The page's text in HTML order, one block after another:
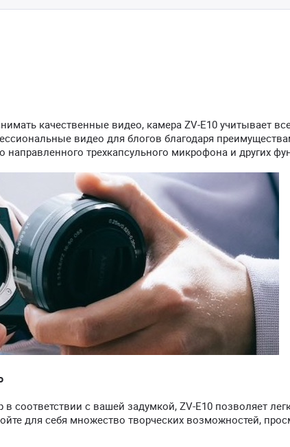
качественные видео, камера ZV-E10 учитывает
видео для блогов благодаря
трехкапсульного микрофона и других
соответствии с вашей задумкой, ZV-E10 позволяет
для себя множество творческих возможностей,